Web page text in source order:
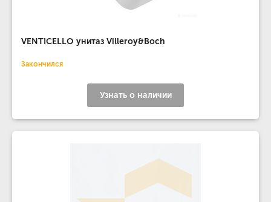
VENTICELLO унитаз Villeroy&Boch
Закончился
Узнать о наличии